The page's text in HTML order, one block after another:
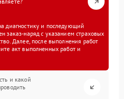
диагностику и последующий
заказ-наряд с указанием страховых
Далее, после выполнения работ
акт выполненных работ и
и какой